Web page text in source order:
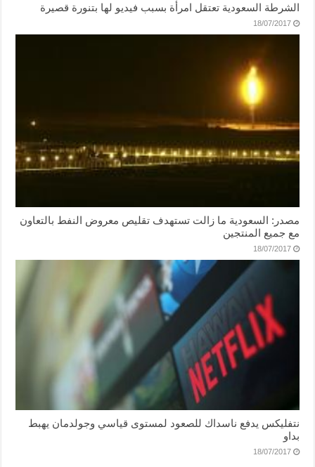
الشرطة السعودية تعتقل امرأة بسبب فيديو لها بتنورة قصيرة
18/07/2017
مصدر: السعودية ما زالت تستهدف تقليص معروض النفط بالتعاون
مع جميع المنتجين
18/07/2017
نتفليكس يدفع ناسداك للصعود لمستوى قياسي وجولدمان يهبط
بداو
18/07/2017